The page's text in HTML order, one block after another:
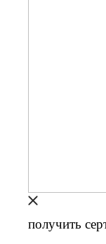
получить